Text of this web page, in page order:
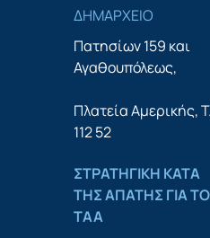
ΔΗΜΑΡΧΕΙΟ
Πατησίων 159 και
Αγαθουπόλεως,
Πλατεία Αμερικής,
112 52
ΣΤΡΑΤΗΓΙΚΗ ΚΑΤΑ
ΤΗΣ ΑΠΑΤΗΣ ΓΙΑ ΤΟ
ΤΑΑ